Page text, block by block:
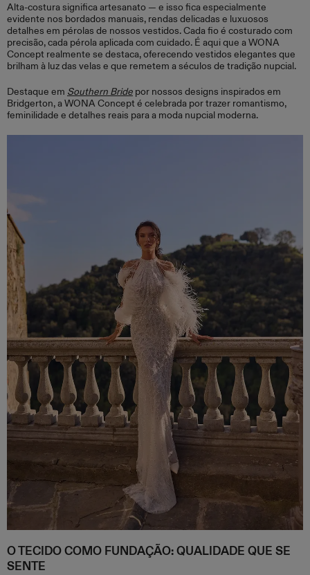
Alta-costura significa artesanato — e isso fica especialmente
evidente nos bordados manuais, rendas delicadas e luxuosos
detalhes em pérolas de nossos vestidos. Cada fio é costurado com
precisão, cada pérola aplicada com cuidado. É aqui que a WONA
Concept realmente se destaca, oferecendo vestidos elegantes que
brilham à luz das velas e que remetem a séculos de tradição nupcial.
Destaque em Southern Bride por nossos designs inspirados em
Bridgerton, a WONA Concept é celebrada por trazer romantismo,
feminilidade e detalhes reais para a moda nupcial moderna.
O TECIDO COMO FUNDAÇÃO: QUALIDADE QUE SE
SENTE